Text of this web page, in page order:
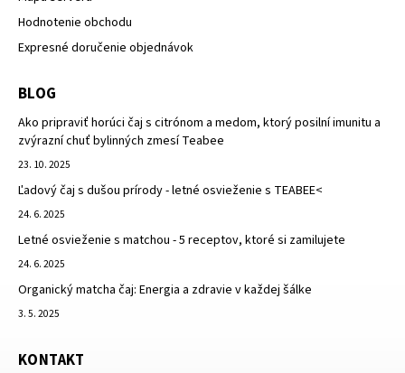
Hodnotenie obchodu
Expresné doručenie objednávok
BLOG
Ako pripraviť horúci čaj s citrónom a medom, ktorý posilní imunitu a
zvýrazní chuť bylinných zmesí Teabee
23. 10. 2025
Ľadový čaj s dušou prírody - letné osvieženie s TEABEE<
24. 6. 2025
Letné osvieženie s matchou - 5 receptov, ktoré si zamilujete
24. 6. 2025
Organický matcha čaj: Energia a zdravie v každej šálke
3. 5. 2025
KONTAKT